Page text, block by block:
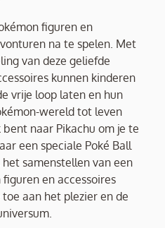
figuren en
na te spelen. Met
van deze geliefde
kunnen kinderen
vrije loop laten en hun
wereld tot leven
naar Pikachu om je te
een speciale Poké Ball
samenstellen van een
en accessoires
aan het plezier en de